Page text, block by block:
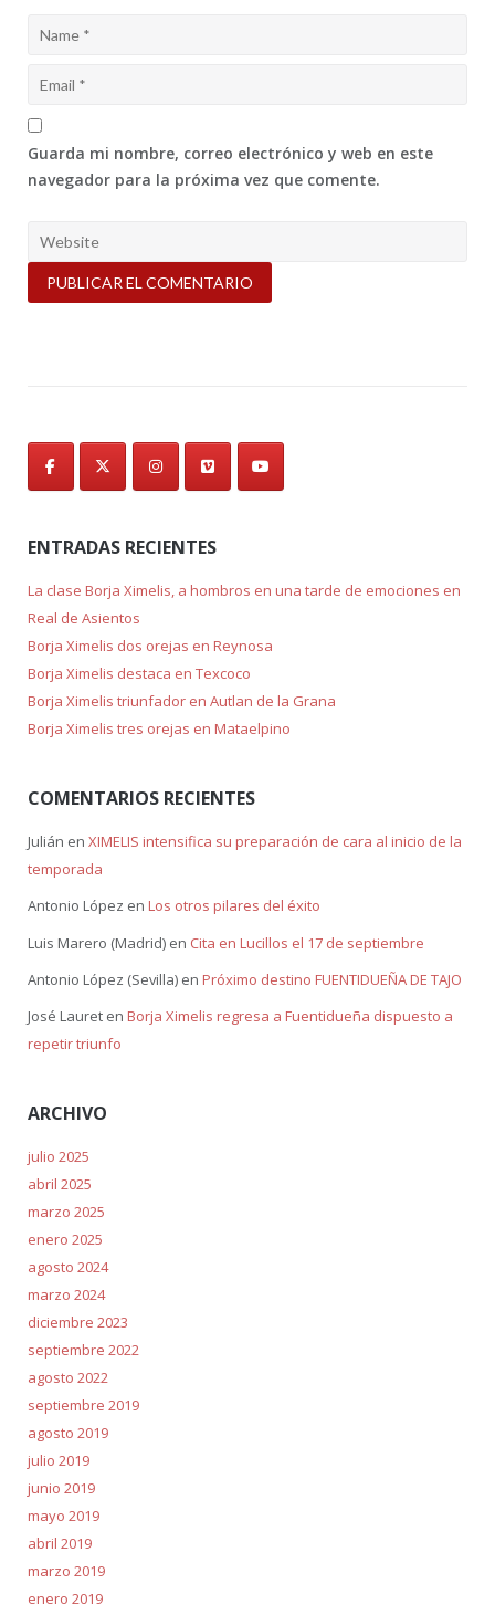
Guarda mi nombre, correo electrónico y web en este
navegador para la próxima vez que comente.
ENTRADAS RECIENTES
La clase Borja Ximelis, a hombros en una tarde de emociones en
Real de Asientos
Borja Ximelis dos orejas en Reynosa
Borja Ximelis destaca en Texcoco
Borja Ximelis triunfador en Autlan de la Grana
Borja Ximelis tres orejas en Mataelpino
COMENTARIOS RECIENTES
Julián en XIMELIS intensifica su preparación de cara al inicio de la
temporada
Antonio López en Los otros pilares del éxito
Luis Marero (Madrid)en Cita en Lucillos el 17 de septiembre
Antonio López (Sevilla)en Próximo destino FUENTIDUEÑA DE TAJO
José Laureten Borja Ximelis regresa a Fuentidueña dispuesto a
repetir triunfo
ARCHIVO
julio 2025
abril 2025
marzo 2025
enero 2025
agosto 2024
marzo 2024
diciembre 2023
septiembre 2022
agosto 2022
septiembre 2019
agosto 2019
julio 2019
junio 2019
mayo 2019
abril 2019
marzo 2019
enero 2019